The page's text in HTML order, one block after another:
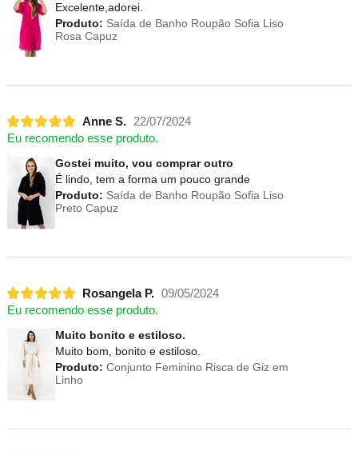
Excelente,adorei.
Produto: Saída de Banho Roupão Sofia Liso
Rosa Capuz
Anne S.
22/07/2024
Eu recomendo esse produto.
Gostei muito, vou comprar outro
É lindo, tem a forma um pouco grande
Produto: Saída de Banho Roupão Sofia Liso
Preto Capuz
Rosangela P. 09/05/2024
Eu recomendo esse produto.
Muito bonito e estiloso.
Muito bom, bonito e estiloso.
Produto: Conjunto Feminino Risca de Giz em
Linho